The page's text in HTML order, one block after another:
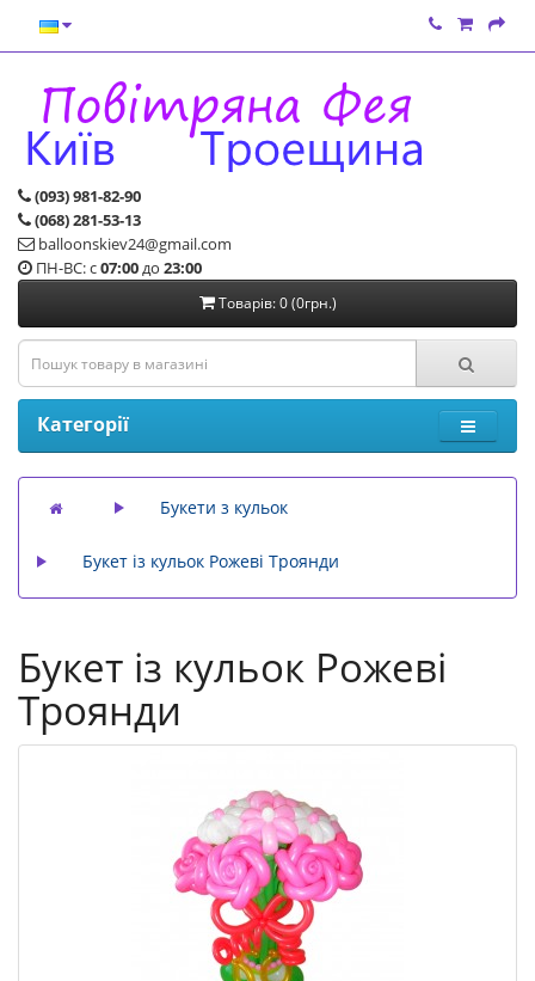
(093) 981-82-90
(068) 281-53-13
balloonskiev24@gmail.com
ПН-ВС: с07:00до 23:00
Товарів: 0 (0грн.)
Категорії
Букети з кульок
Букет із кульок Рожеві Троянди
Букет із кульок Рожеві
Троянди